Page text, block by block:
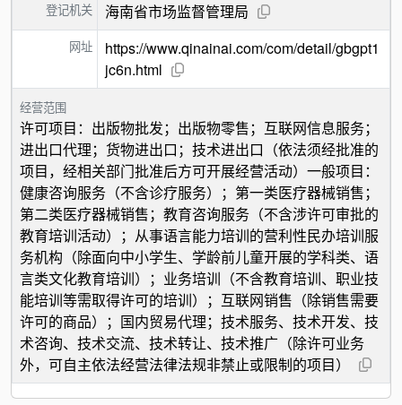
登记机关 海南省市场监督管理局
网址
https://www.qinainai.com/com/detail/gbgpt1
jc6n.html
经营范围
许可项目：出版物批发；出版物零售；互联网信息服务；
进出口代理；货物进出口；技术进出口（依法须经批准的
项目，经相关部门批准后方可开展经营活动）一般项目：
健康咨询服务（不含诊疗服务）；第一类医疗器械销售；
第二类医疗器械销售；教育咨询服务（不含涉许可审批的
教育培训活动）；从事语言能力培训的营利性民办培训服
务机构（除面向中小学生、学龄前儿童开展的学科类、语
言类文化教育培训）；业务培训（不含教育培训、职业技
能培训等需取得许可的培训）；互联网销售（除销售需要
许可的商品）；国内贸易代理；技术服务、技术开发、技
术咨询、技术交流、技术转让、技术推广（除许可业务
外，可自主依法经营法律法规非禁止或限制的项目）